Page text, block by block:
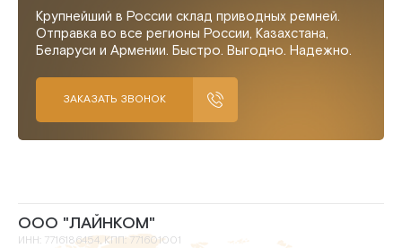
Крупнейший в России склад приводных ремней.
Отправка во все регионы России, Казахстана,
Беларуси и Армении. Быстро. Выгодно. Надежно.
ЗАКАЗАТЬ ЗВОНОК
ООО "ЛАЙНКОМ"
ИНН: 7716186454, КПП: 771601001